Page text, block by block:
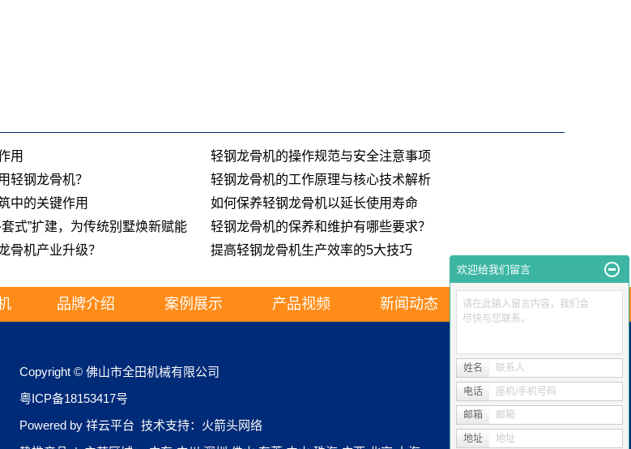
用
轻钢龙骨机的操作规范与安全注意事项
轻钢龙骨机？
轻钢龙骨机的工作原理与核心技术解析
中的关键作用
如何保养轻钢龙骨机以延长使用寿命
式”扩建，为传统别墅焕新赋能
轻钢龙骨机的保养和维护有哪些要求？
骨机产业升级？
提高轻钢龙骨机生产效率的5大技巧
品牌介绍 案例展示 产品视频 新闻动态 联系我们
Copyright © 佛山市全田机械有限公司
粤ICP备18153417号
Powered by 祥云平台 技术支持： 火箭头网络
欢迎给我们留言
请在此输入留言内容，我们会
尽快与您联系。
姓名 联系人
电话 座机/手机号码
邮箱 邮箱
地址 地址